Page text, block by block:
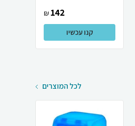
142
₪
קנו עכשיו
לכל המוצרים